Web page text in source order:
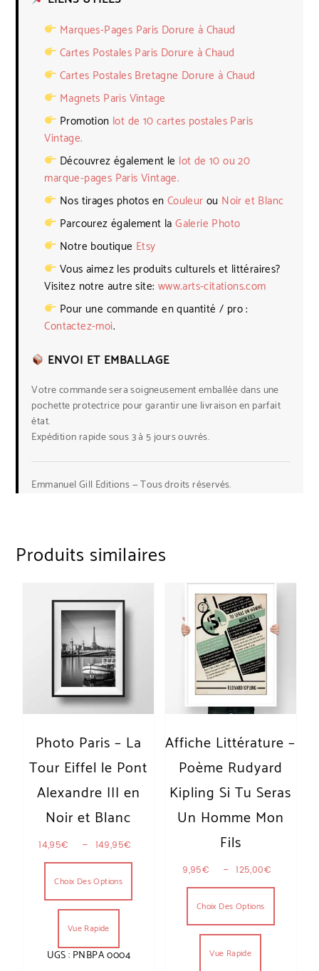
Marques-Pages Paris Dorure à Chaud
Cartes Postales Paris Dorure à Chaud
Cartes Postales Bretagne Dorure à Chaud
Magnets Paris Vintage
Promotion lot de 10 cartes postales Paris
Vintage.
Découvrez également le lot de 10 ou 20
marque-pages Paris Vintage.
Nos tirages photos en Couleur ou Noir et Blanc
Parcourez également laGalerie Photo
Notre boutique Etsy
Vous aimez les produits culturels et littéraires?
Visitez notre autre site: www.arts-citations.com
Pour une commande en quantité / pro :
Contactez-moi.
ENVOI ET EMBALLAGE
Votre commande sera soigneusement emballée dans une
pochette protectrice pour garantir une livraison en parfait
état.
Expédition rapide sous 3 à 5 jours ouvrés.
Emmanuel Gill Editions — Tous droits réservés.
Produits similaires
Photo Paris – La
Tour Eiffel le Pont
Alexandre III en
Noir et Blanc
14,95€ – 149,95€ Plage de prix : 14,95€ à 149,95€
Choix Des Options
Ce produit a plusieurs variations. Les
Vue Rapide
UGS : PNBPA 0004
Affiche Littérature –
Poème Rudyard
Kipling Si Tu Seras
Un Homme Mon
Fils
9,95€ – 125,00€
Choix Des Options
Ce
Vue Rapide